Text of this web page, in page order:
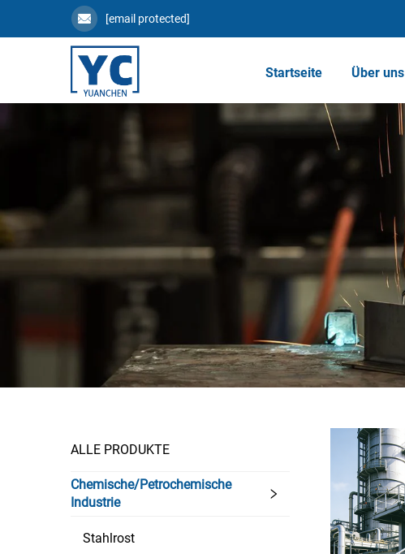
[email protected]
Startseite Über uns
ALLE PRODUKTE
Chemische/Petrochemische
Industrie
Stahlrost